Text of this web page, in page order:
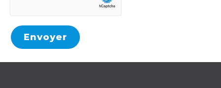
Envoyer